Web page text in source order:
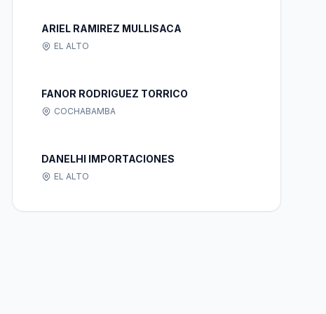
ARIEL RAMIREZ MULLISACA
EL ALTO
FANOR RODRIGUEZ TORRICO
COCHABAMBA
DANELHI IMPORTACIONES
EL ALTO